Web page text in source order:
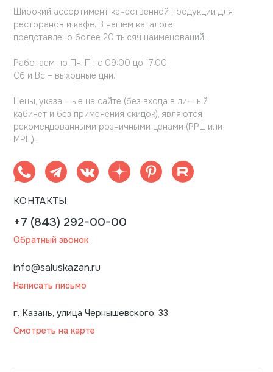
Широкий ассортимент качественной продукции для
ресторанов и кафе. В нашем каталоге
представлено более 20 тысяч наименований.
Работаем по Пн-Пт с 09:00 до 17:00.
Сб и Вс – выходные дни.
Цены, указанные на сайте (без входа в личный
кабинет и без применения скидок), являются
рекомендованными розничными ценами (РРЦ или
МРЦ).
КОНТАКТЫ
+7 (843) 292-00-00
Обратный звонок
info@saluskazan.ru
Написать письмо
г. Казань, улица Чернышевского, 33
Смотреть на карте